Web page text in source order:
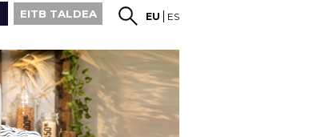
EITB TALDEA EU ES